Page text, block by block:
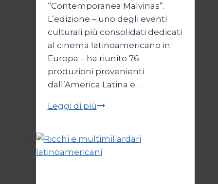
“Contemporanea Malvinas”.
L’edizione – uno degli eventi
culturali più consolidati dedicati
al cinema latinoamericano in
Europa – ha riunito 76
produzioni provenienti
dall’America Latina e…
Leggi di più“Lago
NATO
in